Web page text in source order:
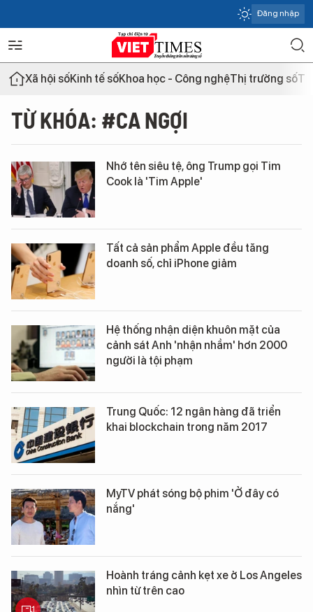
Đăng nhập
Xã hội sốKinh tế sốKhoa học - Công nghệThị trường số
TỪ KHÓA: #CA NGỢI
Nhớ tên siêu tệ, ông Trump gọi Tim
Cook là 'Tim Apple'
Tất cả sản phẩm Apple đều tăng
doanh số, chỉ iPhone giảm
Hệ thống nhận diện khuôn mặt của
cảnh sát Anh 'nhận nhầm' hơn 2000
người là tội phạm
Trung Quốc: 12 ngân hàng đã triển
khai blockchain trong năm 2017
MyTV phát sóng bộ phim 'Ở đây có
nắng'
Hoành tráng cảnh kẹt xe ở Los Angeles
nhìn từ trên cao